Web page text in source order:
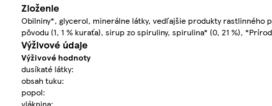
Zloženie
Obilniny*, glycerol, minerálne látky, vedľajšie produkty rastlinného
pôvodu (1, 1 % kuraťa), sirup zo spiruliny, spirulina* (0, 21 %),
Výživové údaje
Výživové hodnoty
dusíkaté látky:
obsah tuku:
popol: